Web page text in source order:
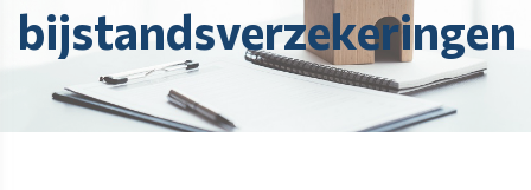
bijstandsverzekeringen